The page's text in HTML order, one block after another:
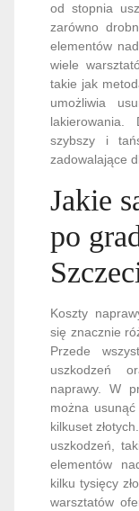
od stopnia
zarówno
elementów
wiele
takie jak
umożliwia
szybszy i
zadowalające
Jakie
po
Koszty
się znacznie
Przede
uszkodzeń
naprawy. W
można
kilkuset
uszkodzeń,
elementów
kilku tysięcy
warsztatów